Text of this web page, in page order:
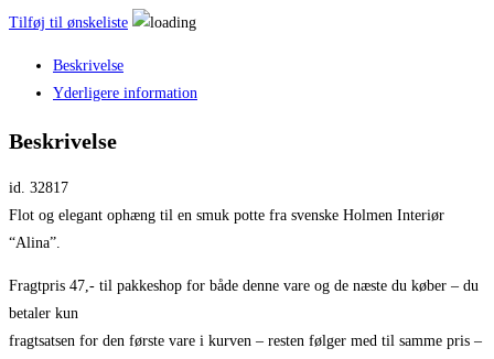
Tilføj til ønskeliste
Beskrivelse
Yderligere information
Beskrivelse
id. 32817
Flot og elegant ophæng til en smuk potte fra svenske Holmen Interiør
“Alina”.
Fragtpris 47,- til pakkeshop for både denne vare og de næste du køber – du
betaler kun
fragtsatsen for den første vare i kurven – resten følger med til samme pris –